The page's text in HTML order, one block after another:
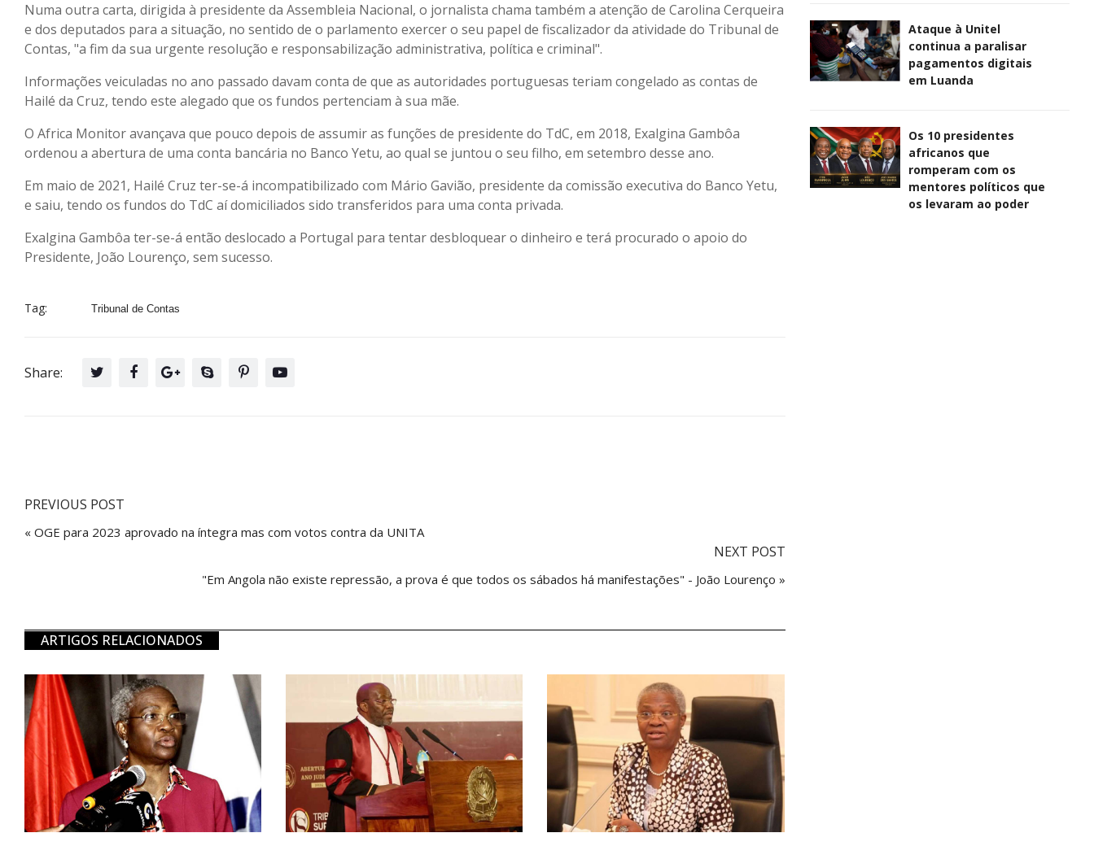
Numa outra carta, dirigida à presidente da Assembleia Nacional, o jornalista chama também a atenção de Carolina Cerqueira
e dos deputados para a situação, no sentido de o parlamento exercer o seu papel de fiscalizador da atividade do Tribunal de
Contas, "a fim da sua urgente resolução e responsabilização administrativa, política e criminal".
Informações veiculadas no ano passado davam conta de que as autoridades portuguesas teriam congelado as contas de
Hailé da Cruz, tendo este alegado que os fundos pertenciam à sua mãe.
O Africa Monitor avançava que pouco depois de assumir as funções de presidente do TdC, em 2018, Exalgina Gambôa
ordenou a abertura de uma conta bancária no Banco Yetu, ao qual se juntou o seu filho, em setembro desse ano.
Em maio de 2021, Hailé Cruz ter-se-á incompatibilizado com Mário Gavião, presidente da comissão executiva do Banco Yetu,
e saiu, tendo os fundos do TdC aí domiciliados sido transferidos para uma conta privada.
Exalgina Gambôa ter-se-á então deslocado a Portugal para tentar desbloquear o dinheiro e terá procurado o apoio do
Presidente, João Lourenço, sem sucesso.
Tag: Tribunal de Contas
Share:
PREVIOUS POST
« OGE para 2023 aprovado na íntegra mas com votos contra da UNITA
NEXT POST
"Em Angola não existe repressão, a prova é que todos os sábados há manifestações" - João Lourenço »
ARTIGOS RELACIONADOS
Ataque à Unitel
continua a paralisar
pagamentos digitais
em Luanda
Os 10 presidentes
africanos que
romperam com os
mentores políticos que
os levaram ao poder